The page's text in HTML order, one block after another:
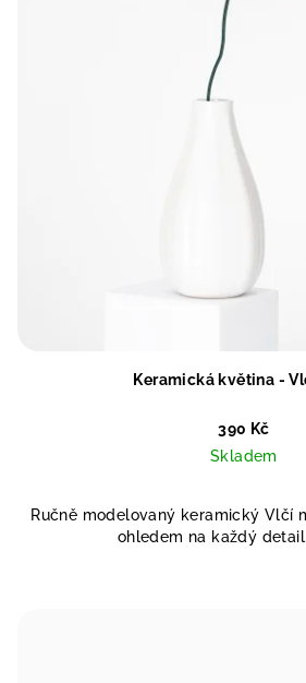
Keramická květina -
390 Kč
Skladem
Ručně modelovaný keramický Vlčí
ohledem na každý